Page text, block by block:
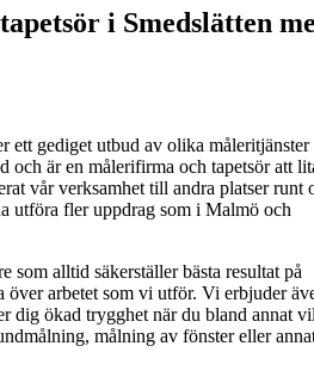
i Smedslätten
ett gediget utbud av olika måleritjänster
och är en målerifirma och tapetsör att
vår verksamhet till andra platser runt
utföra fler uppdrag som i Malmö och
som alltid säkerställer bästa resultat på
över arbetet som vi utför. Vi erbjuder
dig ökad trygghet när du bland annat
målning av fönster eller